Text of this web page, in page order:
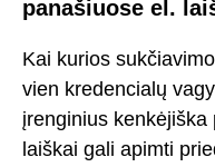
panašiuose el.
Kai kurios
vien kredencialų
įrenginius kenkėjiška
laiškai gali apimti